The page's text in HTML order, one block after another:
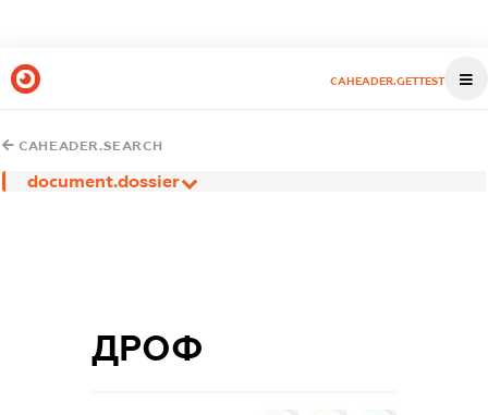
CAHEADER.GETTEST
CAHEADER.SEARCH
document.dossier
ДРОФ